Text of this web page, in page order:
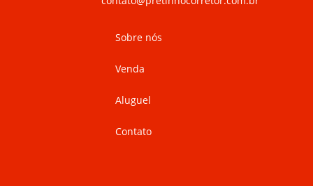
Sobre nós
Venda
Aluguel
Contato